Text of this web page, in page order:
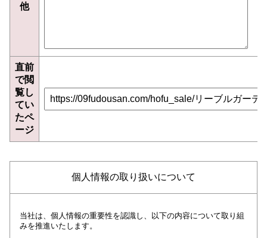
他
直前
で閲
覧し
てい
たペ
ージ
個人情報の取り扱いについて
当社は、個人情報の重要性を認識し、以下の内容について取り組
みを推進いたします。